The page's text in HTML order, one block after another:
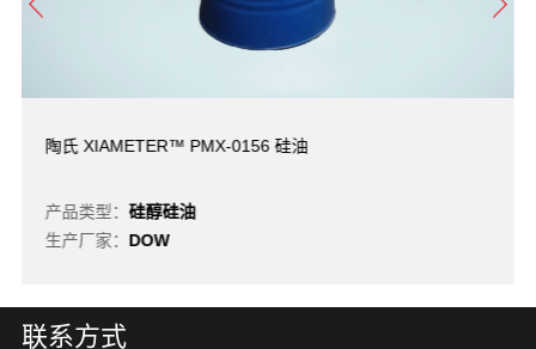
陶氏 XIAMETER™ PMX-0156 硅油
产品类型：硅醇硅油
生产厂家： DOW
联系方式